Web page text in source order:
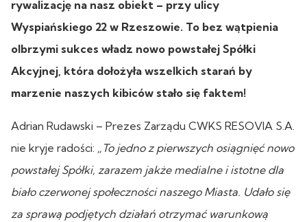
rywalizację na nasz obiekt – przy ulicy
Wyspiańskiego 22 w Rzeszowie. To bez wątpienia
olbrzymi sukces władz nowo powstałej Spółki
Akcyjnej, która dołożyła wszelkich starań by
marzenie naszych kibiców stało się faktem!
Adrian Rudawski – Prezes Zarządu CWKS RESOVIA S.A.
nie kryje radości: „To jedno z pierwszych osiągnięć nowo
powstałej Spółki, zarazem jakże medialne i istotne dla
biało czerwonej społeczności naszego Miasta. Udało się
za sprawą podjętych działań otrzymać warunkową